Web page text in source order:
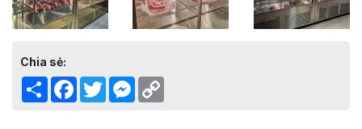
Chia sẻ:
Share Facebook
TwitterMessenger